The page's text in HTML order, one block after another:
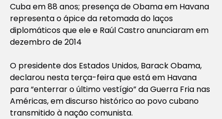
Cuba em 88 anos; presença de Obama em Havana
representa o ápice da retomada do laços
diplomáticos que ele e Raúl Castro anunciaram em
dezembro de 2014
O presidente dos Estados Unidos, Barack Obama,
declarou nesta terça-feira que está em Havana
para “enterrar o último vestígio” da Guerra Fria nas
Américas, em discurso histórico ao povo cubano
transmitido à nação comunista.